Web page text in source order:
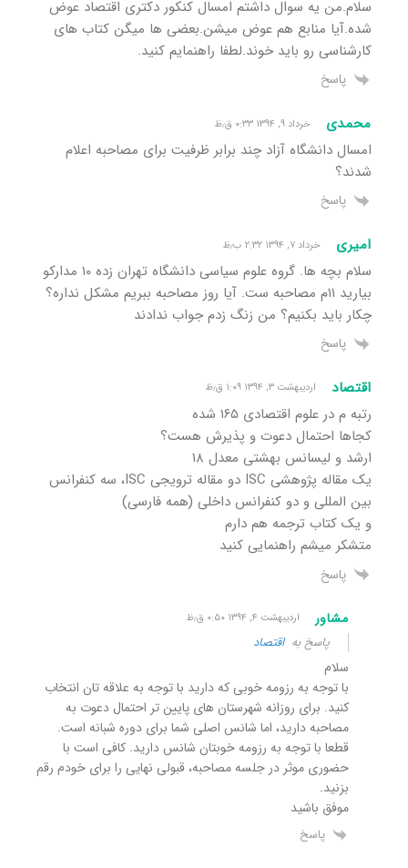
سلام.من یه سوال داشتم امسال کنکور دکتری اقتصاد عوض
شده.آیا منابع هم عوض میشن.بعضی ها میگن کتاب های
کارشناسی رو باید خوند.لطفا راهنمایم کنید.
پاسخ
محمدی خرداد ۹, ۱۳۹۴ ۰:۳۳ ق٫ظ
امسال دانشگاه آزاد چند برابر ظرفیت برای مصاحبه اعلام
شدند؟
پاسخ
امیری خرداد ۷, ۱۳۹۴ ۲:۳۲ ب٫ظ
سلام بچه ها. گروه علوم سیاسی دانشگاه تهران زده ۱۰ مدارکو
بیارید ۱۱م مصاحبه ست. آیا روز مصاحبه ببریم مشکل نداره؟
چکار باید بکنیم؟ من زنگ زدم جواب ندادند
پاسخ
اقتصاد اردیبهشت ۳, ۱۳۹۴ ۱:۰۹ ق٫ظ
رتبه م در علوم اقتصادی ۱۶۵ شده
کجاها احتمال دعوت و پذیرش هست؟
ارشد و لیسانس بهشتی معدل ۱۸
یک مقاله پژوهشی ISC دو مقاله ترویجی ISC، سه کنفرانس
بین المللی و دو کنفرانس داخلی (همه فارسی)
و یک کتاب ترجمه هم دارم
متشکر میشم راهنمایی کنید
پاسخ
مشاور اردیبهشت ۴, ۱۳۹۴ ۰:۵۰ ق٫ظ
پاسخ بهاقتصاد
سلام
با توجه به رزومه خوبی که دارید با توجه به علاقه تان انتخاب
کنید. برای روزانه شهرستان های پایین تر احتمال دعوت به
مصاحبه دارید، اما شانس اصلی شما برای دوره شبانه است.
قطعا با توجه به رزومه خوبتان شانس دارید. کافی است با
حضوری موثر در جلسه مصاحبه، قبولی نهایی را برای خودم رقم
بزنید.
موفق باشید
پاسخ